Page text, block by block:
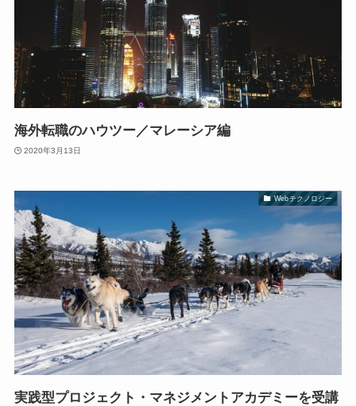
海外転職のハウツー／マレーシア編
2020年3月13日
Webテクノロジー
実践型プロジェクト・マネジメントアカデミーを受講